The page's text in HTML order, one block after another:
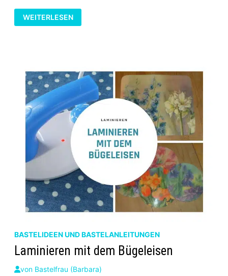
EMAILLIEREN
IM
BACKOFEN
WEITERLESEN
BASTELIDEEN UND BASTELANLEITUNGEN
Laminieren mit dem Bügeleisen
von Bastelfrau (Barbara)